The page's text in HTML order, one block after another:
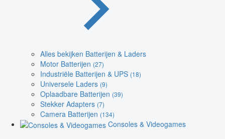
Alles bekijken Batterijen & Laders
Motor Batterijen (27)
Industriële Batterijen & UPS (18)
Universele Laders (9)
Oplaadbare Batterijen (39)
Stekker Adapters (7)
Camera Batterijen (134)
Consoles & Videogames